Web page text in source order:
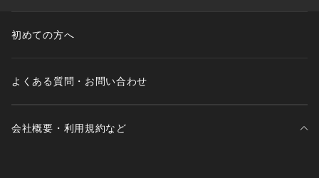
初めての方へ
よくある質問・お問い合わせ
会社概要・利用規約など